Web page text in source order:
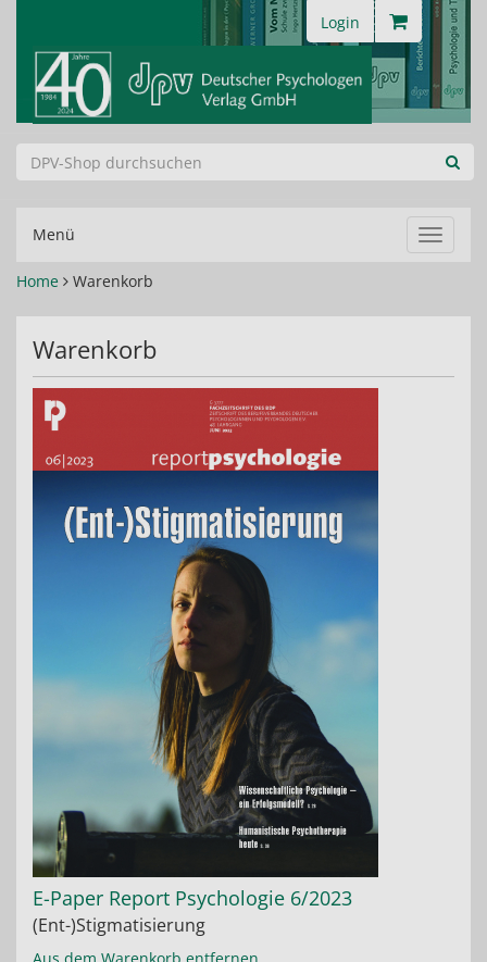
Login
Menü
ein-/
Home
Warenkorb
Warenkorb
E-Paper Report Psychologie 6/2023
(Ent-)Stigmatisierung